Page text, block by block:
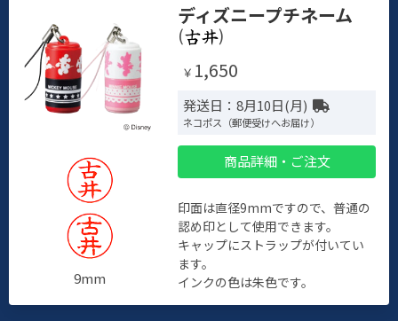
9mm
ディズニープチネーム
( )
￥ 1,650
発送日：8月10日(月)
ネコポス（郵便受けへお届け）
商品詳細・ご注文
印面は直径9mmですので、普通の
認め印として使用できます。
キャップにストラップが付いてい
ます。
インクの色は朱色です。